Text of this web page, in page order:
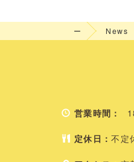
ー
News
営業時間：
定休日：不定